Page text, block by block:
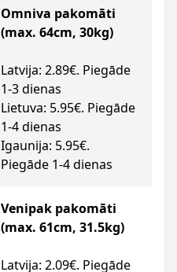
Omniva pakomāti
(max. 64cm, 30kg)
Latvija: 2.89€. Piegāde
1-3 dienas
Lietuva: 5.95€. Piegāde
1-4 dienas
Igaunija: 5.95€.
Piegāde 1-4 dienas
Venipak pakomāti
(max. 61cm, 31.5kg)
Latvija: 2.09€. Piegāde